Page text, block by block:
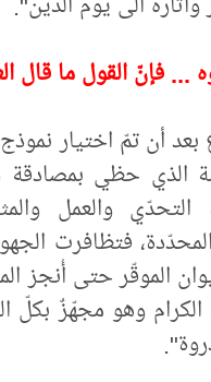
... فإنّ القول ما قال
أن تمّ اختيار
الذي حظي
التحدّي والعمل
فتظافرت
الموقّر حتى أُنجز
الكرام وهو مجهّزٌ